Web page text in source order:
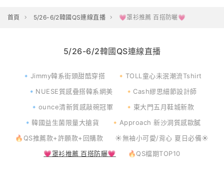
首頁 5/26-6/2韓國QS連線直播 💗罩衫推薦 百搭防曬💗
5/26-6/2韓國QS連線直播
🔹Jimmy韓系街頭甜酷穿搭
🔸TOLL童心未泯潮流Tshirt
🔹NUESE質感疊搭韓系網美
🔸Cash繆思細節設計師
🔹ounce清新質感敲碗冠軍
🔸東大門五月鞋城新款
🔹韓國益生菌限量大搶貨
🔸Approach 新沙洞質感歐膩
🔥QS推薦款+許願款+回購款
☀️無袖小可愛/背心 夏日必備☀️
💗罩衫推薦 百搭防曬💗
🔥QS檔期TOP10